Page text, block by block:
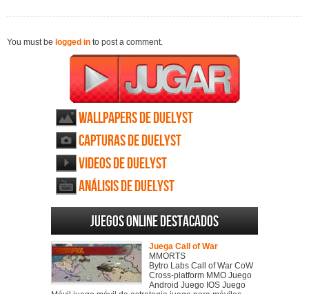
You must be logged in to post a comment.
Wallpapers de Duelyst
Capturas de Duelyst
Videos de Duelyst
Análisis de Duelyst
Juegos online destacados
Juega Call of War
MMORTS
Bytro Labs Call of War CoW
Cross-platform MMO Juego
Android Juego IOS Juego